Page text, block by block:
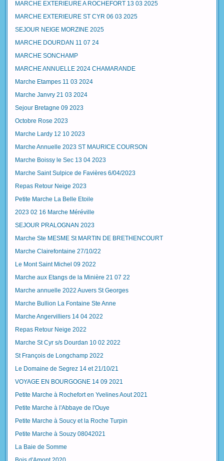
MARCHE EXTERIEURE A ROCHEFORT 13 03 2025
MARCHE EXTERIEURE ST CYR 06 03 2025
SEJOUR NEIGE MORZINE 2025
MARCHE DOURDAN 11 07 24
MARCHE SONCHAMP
MARCHE ANNUELLE 2024 CHAMARANDE
Marche Etampes 11 03 2024
Marche Janvry 21 03 2024
Sejour Bretagne 09 2023
Octobre Rose 2023
Marche Lardy 12 10 2023
Marche Annuelle 2023 ST MAURICE COURSON
Marche Boissy le Sec 13 04 2023
Marche Saint Sulpice de Favières 6/04/2023
Repas Retour Neige 2023
Petite Marche La Belle Etoile
2023 02 16 Marche Méréville
SEJOUR PRALOGNAN 2023
Marche Ste MESME St MARTIN DE BRETHENCOURT
Marche Clairefontaine 27/10/22
Le Mont Saint Michel 09 2022
Marche aux Etangs de la Minière 21 07 22
Marche annuelle 2022 Auvers St Georges
Marche Bullion La Fontaine Ste Anne
Marche Angervilliers 14 04 2022
Repas Retour Neige 2022
Marche St Cyr s/s Dourdan 10 02 2022
St François de Longchamp 2022
Le Domaine de Segrez 14 et 21/10/21
VOYAGE EN BOURGOGNE 14 09 2021
Petite Marche à Rochefort en Yvelines Aout 2021
Petite Marche à l'Abbaye de l'Ouye
Petite Marche à Soucy et la Roche Turpin
Petite Marche à Souzy 08042021
La Baie de Somme